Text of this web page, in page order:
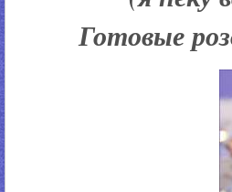
Готовые